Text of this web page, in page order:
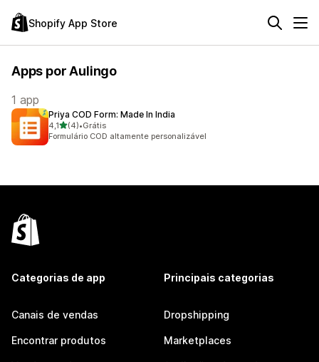
Shopify App Store
Apps por Aulingo
1 app
Priya COD Form: Made In India
4,1de 5 estrelas
(4)
4 avaliações ao todo
•Grátis
Formulário COD altamente personalizável
Categorias de app
Canais de vendas
Encontrar produtos
Principais categorias
Dropshipping
Marketplaces